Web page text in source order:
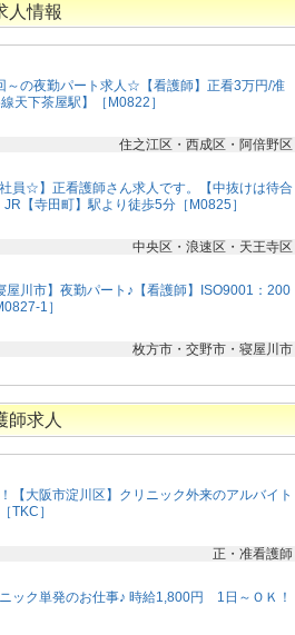
人情報
～の夜勤パート求人☆【看護師】正看3万円/准
天下茶屋駅】［M0822］
住之江区・西成区・阿倍野区
社員☆】正看護師さん求人です。【中抜けは待合
【寺田町】駅より徒歩5分［M0825］
中央区・浪速区・天王寺区
川市】夜勤パート♪【看護師】ISO9001：200
1］
枚方市・交野市・寝屋川市
師求人
【大阪市淀川区】クリニック外来のアルバイト
TKC］
正・准看護師
ック単発のお仕事♪ 時給1,800円 1日～ＯＫ！